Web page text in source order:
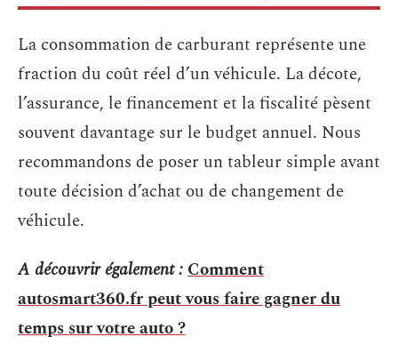
La consommation de carburant représente une
fraction du coût réel d’un véhicule. La décote,
l’assurance, le financement et la fiscalité pèsent
souvent davantage sur le budget annuel. Nous
recommandons de poser un tableur simple avant
toute décision d’achat ou de changement de
véhicule.
A découvrir également :Comment
autosmart360.fr peut vous faire gagner du
temps sur votre auto ?